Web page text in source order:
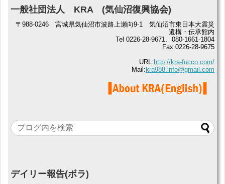
一般社団法人 KRA (気仙沼復興協会)
〒988-0246 宮城県気仙沼市波路上瀬向9-1 気仙沼市東日本大震災
遺構・伝承館内
Tel 0226-28-9671、080-1661-1804
Fax 0226-28-9675
URL: http://kra-fucco.com/
Mail: kra988.info@gmail.com
デイリー報告(ボラ)